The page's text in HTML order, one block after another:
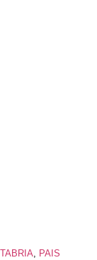
PAIS